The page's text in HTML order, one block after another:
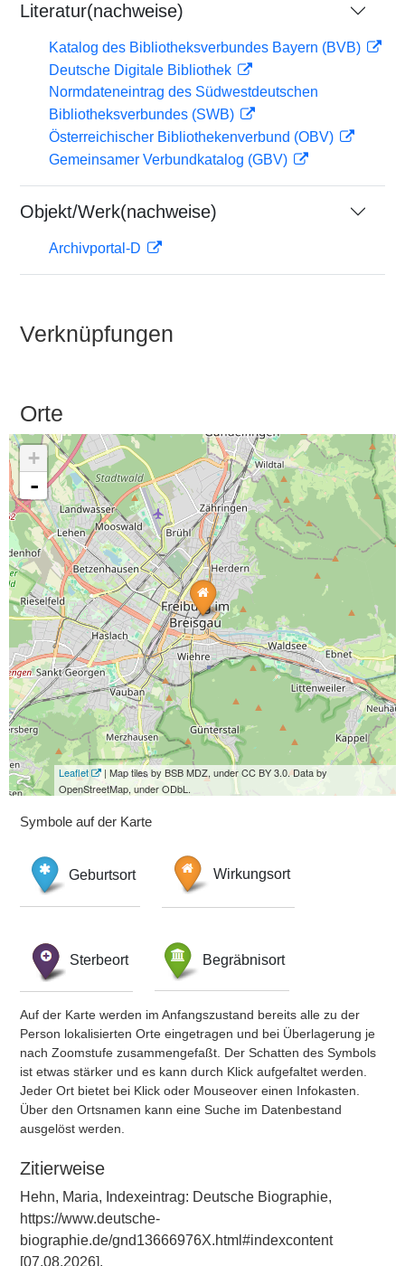
Literatur(nachweise)
Katalog des Bibliotheksverbundes Bayern (BVB)
Deutsche Digitale Bibliothek
Normdateneintrag des Südwestdeutschen
Bibliotheksverbundes (SWB)
Österreichischer Bibliothekenverbund (OBV)
Gemeinsamer Verbundkatalog (GBV)
Objekt/Werk(nachweise)
Archivportal-D
Verknüpfungen
Orte
+
-
Leaflet
| Map tiles by BSB MDZ, under CC BY 3.0. Data by
OpenStreetMap, under ODbL.
Symbole auf der Karte
Geburtsort Wirkungsort
Sterbeort Begräbnisort
Auf der Karte werden im Anfangszustand bereits alle zu der
Person lokalisierten Orte eingetragen und bei Überlagerung je
nach Zoomstufe zusammengefaßt. Der Schatten des Symbols
ist etwas stärker und es kann durch Klick aufgefaltet werden.
Jeder Ort bietet bei Klick oder Mouseover einen Infokasten.
Über den Ortsnamen kann eine Suche im Datenbestand
ausgelöst werden.
Zitierweise
Hehn, Maria, Indexeintrag: Deutsche Biographie,
https://www.deutsche-
biographie.de/gnd13666976X.html#indexcontent
[07.08.2026].